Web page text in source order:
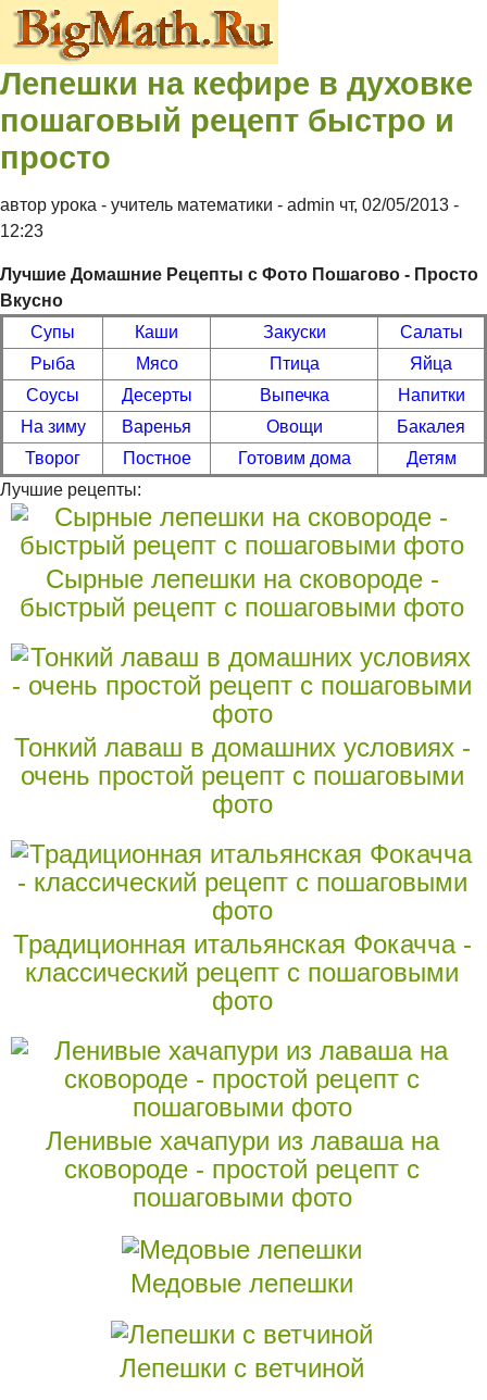
Перейти к основному содержанию
Контрольные
по
математике 4
5 6 класс
Лепешки на кефире в духовке
пошаговый рецепт быстро и
просто
автор урока - учитель математики - admin чт, 02/05/2013 -
12:23
Лучшие Домашние Рецепты с Фото Пошагово - Просто
Вкусно
Супы
Каши Закуски
Салаты
Рыба
Мясо Птица
Яйца
Соусы
Десерты Выпечка
Напитки
На зиму
Варенья Овощи
Бакалея
Творог
Постное Готовим дома
Детям
Лучшие рецепты:
Сырные лепешки на сковороде -
быстрый рецепт с пошаговыми фото
Тонкий лаваш в домашних условиях -
очень простой рецепт с пошаговыми
фото
Традиционная итальянская Фокачча -
классический рецепт с пошаговыми
фото
Ленивые хачапури из лаваша на
сковороде - простой рецепт с
пошаговыми фото
Медовые лепешки
Лепешки с ветчиной